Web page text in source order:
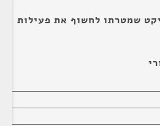
שמטרתו לחשוף את פעילות